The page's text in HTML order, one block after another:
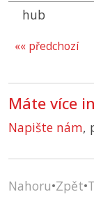
hub
«« předchozí
Máte více
Napište nám,
Nahoru•Zpět•